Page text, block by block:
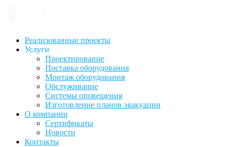
Реализованные проекты
Услуги
Проектирование
Поставка оборудования
Монтаж оборудования
Обслуживание
Системы оповещения
Изготовление планов эвакуации
О компании
Сертификаты
Новости
Контакты